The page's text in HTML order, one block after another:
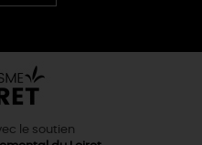
le soutien